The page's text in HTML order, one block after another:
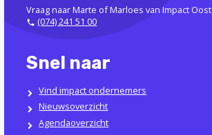
Vraag naar Marte of Marloes van Impact Oost
(074) 241 51 00
Snel naar
Vind impact ondernemers
Nieuwsoverzicht
Agendaoverzicht